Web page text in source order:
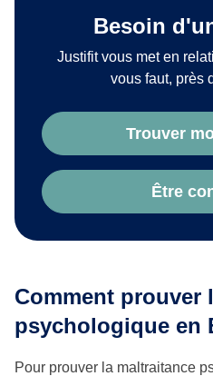
Besoin
Justifit vous met en
vous faut, près
Trouver
Être
Comment prouver
psychologique en
Pour prouver la maltraitance